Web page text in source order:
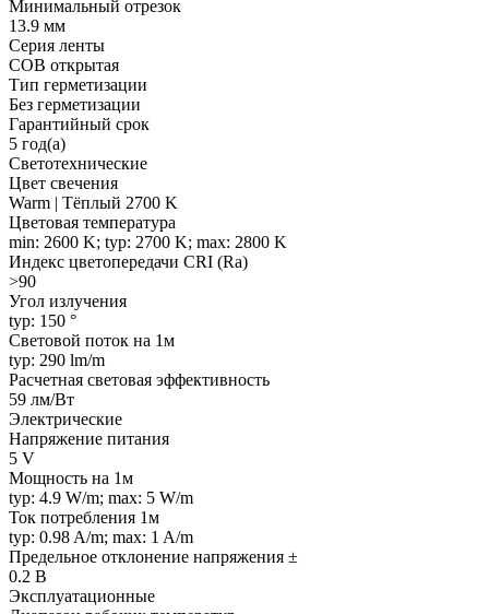
Минимальный отрезок
13.9 мм
Серия ленты
COB открытая
Тип герметизации
Без герметизации
Гарантийный срок
5 год(а)
Светотехнические
Цвет свечения
Warm | Тёплый 2700 K
Цветовая температура
min: 2600 K; typ: 2700 K; max: 2800 K
Индекс цветопередачи CRI (Ra)
>90
Угол излучения
typ: 150 °
Световой поток на 1м
typ: 290 lm/m
Расчетная световая эффективность
59 лм/Вт
Электрические
Напряжение питания
5 V
Мощность на 1м
typ: 4.9 W/m; max: 5 W/m
Ток потребления 1м
typ: 0.98 A/m; max: 1 A/m
Предельное отклонение напряжения ±
0.2 В
Эксплуатационные